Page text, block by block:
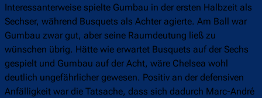
Interessanterweise spielte Gumbau in der ersten Halbzeit als
Sechser, während Busquets als Achter agierte. Am Ball war
Gumbau zwar gut, aber seine Raumdeutung ließ zu
wünschen übrig. Hätte wie erwartet Busquets auf der Sechs
gespielt und Gumbau auf der Acht, wäre Chelsea wohl
deutlich ungefährlicher gewesen. Positiv an der defensiven
Anfälligkeit war die Tatsache, dass sich dadurch Marc-André